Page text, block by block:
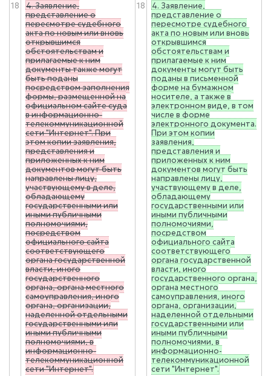
18
4. Заявление,
представление о
пересмотре судебного
акта по новым или вновь
открывшимся
обстоятельствам и
прилагаемые к ним
документы также могут
быть поданы
посредством заполнения
формы, размещенной на
официальном сайте суда
в информационно-
телекоммуникационной
сети "Интернет". При
этом копии заявления,
представления и
приложенных к ним
документов могут быть
направлены лицу,
участвующему в деле,
обладающему
государственными или
иными публичными
полномочиями,
посредством
официального сайта
соответствующего
органа государственной
власти, иного
государственного
органа, органа местного
самоуправления, иного
органа, организации,
наделенной отдельными
государственными или
иными публичными
полномочиями, в
информационно-
телекоммуникационной
сети "Интернет".
18
4. Заявление,
представление о
пересмотре судебного
акта по новым или вновь
открывшимся
обстоятельствам и
прилагаемые к ним
документы могут быть
поданы в письменной
форме на бумажном
носителе, а также в
электронном виде, в том
числе в форме
электронного документа.
При этом копии
заявления,
представления и
приложенных к ним
документов могут быть
направлены лицу,
участвующему в деле,
обладающему
государственными или
иными публичными
полномочиями,
посредством
официального сайта
соответствующего
органа государственной
власти, иного
государственного органа,
органа местного
самоуправления, иного
органа, организации,
наделенной отдельными
государственными или
иными публичными
полномочиями, в
информационно-
телекоммуникационной
сети "Интернет".